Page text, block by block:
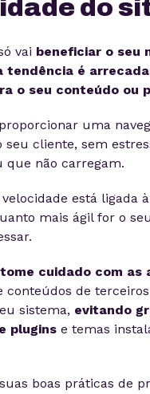
do
vai beneficiar o seu
tendência é
o seu conteúdo ou
uma
cliente, sem
que não carregam.
está ligada à
mais ágil for o
tome cuidado com as
conteúdos de
sistema, evitando
plugins e temas
boas práticas de